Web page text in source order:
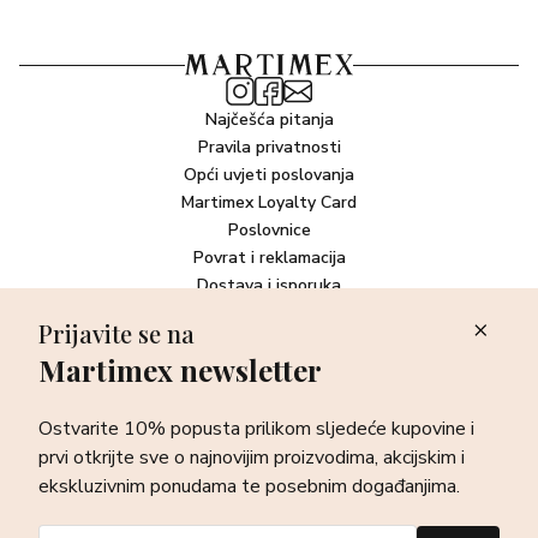
Extract, Helianthus Annuus (Sunflower) Extract,
Tocopherol, Leuconostoc/Radish Root Ferment Filtrate,
Sodium Hyaluronate, Sodium Benzoate, Sodium
Salicylate, Linalool, Limonene, Hydroxycitronellal,
Geraniol, Benzyl Salicylate, Hexyl Cinnamal, Citronellol,
Cinnamal, Citral, Benzyl Benzoate.
*Proizvođač može odlučiti promijeniti sastav proizvoda.
Kompletan i aktualan popis sastojaka pročitajte na
pakiranju.
Najčešća pitanja
Pravila privatnosti
Opći uvjeti poslovanja
Martimex Loyalty Card
Poslovnice
Povrat i reklamacija
Dostava i isporuka
Newsletter
sve o najnovijim proizvodima, akcijskim i ekskluzivnim
ponudama te posebnim događanjima.
Prijava
Prijavite se na
Martimex newsletter
Ostvarite 10% popusta prilikom sljedeće kupovine i
prvi otkrijte sve o najnovijim proizvodima, akcijskim i
ekskluzivnim ponudama te posebnim događanjima.